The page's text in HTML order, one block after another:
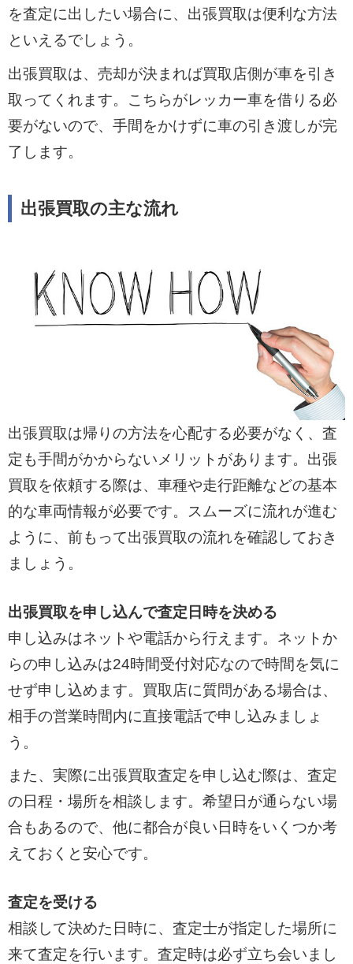
を査定に出したい場合に、出張買取は便利な方法
といえるでしょう。
出張買取は、売却が決まれば買取店側が車を引き
取ってくれます。こちらがレッカー車を借りる必
要がないので、手間をかけずに車の引き渡しが完
了します。
出張買取の主な流れ
出張買取は帰りの方法を心配する必要がなく、査
定も手間がかからないメリットがあります。出張
買取を依頼する際は、車種や走行距離などの基本
的な車両情報が必要です。スムーズに流れが進む
ように、前もって出張買取の流れを確認しておき
ましょう。
出張買取を申し込んで査定日時を決める
申し込みはネットや電話から行えます。ネットか
らの申し込みは24時間受付対応なので時間を気に
せず申し込めます。買取店に質問がある場合は、
相手の営業時間内に直接電話で申し込みましょ
う。
また、実際に出張買取査定を申し込む際は、査定
の日程・場所を相談します。希望日が通らない場
合もあるので、他に都合が良い日時をいくつか考
えておくと安心です。
査定を受ける
相談して決めた日時に、査定士が指定した場所に
来て査定を行います。査定時は必ず立ち会いまし